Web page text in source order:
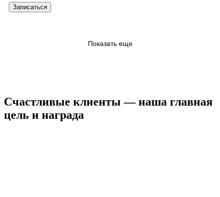
Записаться
Показать еще
Счастливые клиенты — наша главная
цель и награда